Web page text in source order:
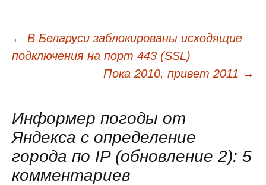
Навигация
по
записям
← В Беларуси заблокированы исходящие
подключения на порт 443 (SSL)
Пока 2010, привет 2011 →
Информер погоды от
Яндекса с определение
города по IP (обновление 2): 5
комментариев